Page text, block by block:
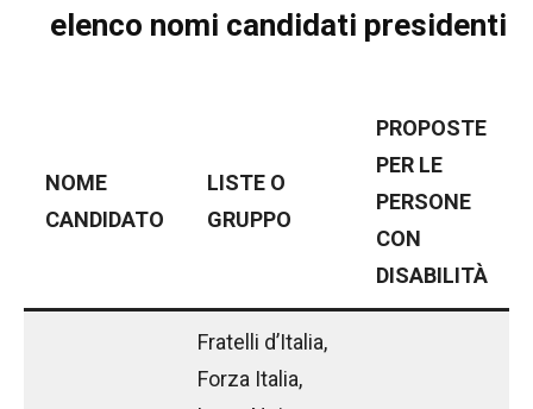
elenco nomi candidati presidenti
NOME
CANDIDATO
LISTE O
GRUPPO
PROPOSTE
PER LE
PERSONE
CON
DISABILITÀ
Fratelli d’Italia,
Forza Italia,